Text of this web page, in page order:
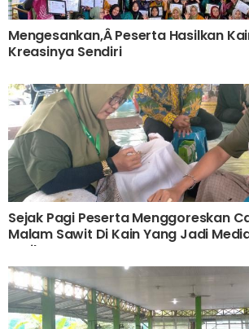
Mengesankan,Â Peserta Hasilkan
Kreasinya Sendiri
Sejak Pagi Peserta Menggoreskan
Malam Sawit Di Kain Yang Jadi
Batik